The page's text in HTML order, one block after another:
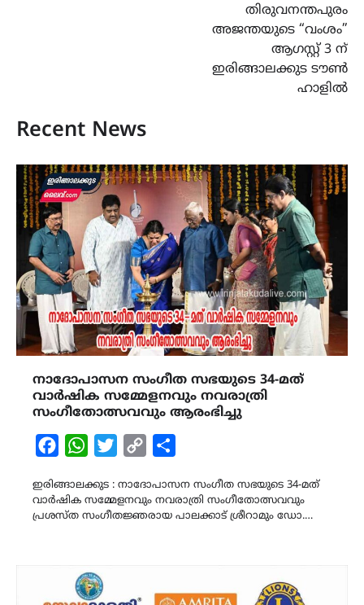
തിരുവനന്തപുരം
അജന്തയുടെ “വംശം”
ആഗസ്റ്റ് 3 ന്
ഇരിങ്ങാലക്കുട ടൗൺ
ഹാളിൽ
Recent News
നാദോപാസന സംഗീത സഭയുടെ 34-മത്
വാർഷിക സമ്മേളനവും നവരാത്രി
സംഗീതോത്സവവും ആരംഭിച്ചു
FacebookWhatsAppTwitterCopy
ഇരിങ്ങാലക്കുട : നാദോപാസന സംഗീത സഭയുടെ 34-മത്
വാർഷിക സമ്മേളനവും നവരാത്രി സംഗീതോത്സവവും
പ്രശസ്ത സംഗീതജ്ഞരായ പാലക്കാട്‌ ശ്രീറാമും ഡോ.…